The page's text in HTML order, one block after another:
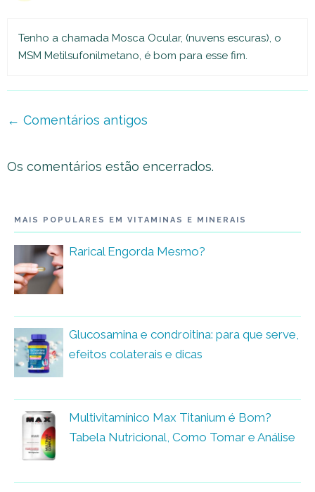
Tenho a chamada Mosca Ocular, (nuvens escuras), o
MSM Metilsufonilmetano, é bom para esse fim.
Navegação
comentário
← Comentários antigos
Os comentários estão encerrados.
MAIS POPULARES EM VITAMINAS E MINERAIS
Rarical Engorda Mesmo?
Glucosamina e condroitina: para que serve,
efeitos colaterais e dicas
Multivitamínico Max Titanium é Bom?
Tabela Nutricional, Como Tomar e Análise